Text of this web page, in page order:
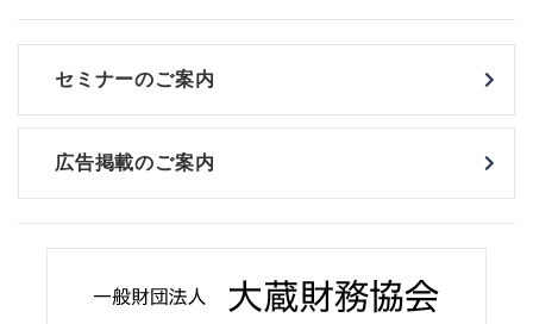
セミナーのご案内
広告掲載のご案内